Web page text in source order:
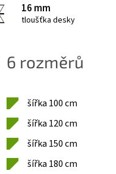
16 mm
tloušťka desky
6 rozměrů
šířka 100 cm
šířka 120 cm
šířka 150 cm
šířka 180 cm